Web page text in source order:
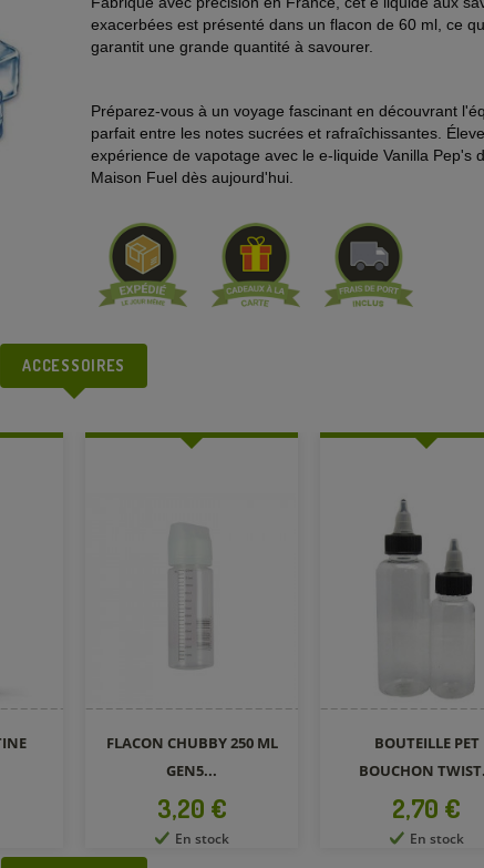
exacerbées est présenté dans un flacon de 60 ml, ce
garantit une grande quantité à savourer.
Préparez-vous à un voyage fascinant en découvrant
parfait entre les notes sucrées et rafraîchissantes.
expérience de vapotage avec le e-liquide Vanilla Pep's
Maison Fuel dès aujourd'hui.
ACCESSOIRES
ML
BOUTEILLE PET
BOUCHON TWIST...
Prix
2,70 €
En stock
PACK DE 10
7,90 €